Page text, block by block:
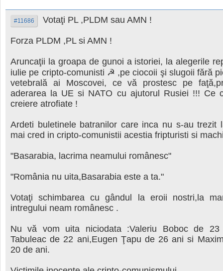
#11686 Votaţi PL ,PLDM sau AMN !
Forza PLDM ,PL si AMN !
Aruncaţii la groapa de gunoi a istoriei, la alegerile
iulie pe cripto-comunisti ☭ ,pe ciocoii şi slugoii fără
vetebrală ai Moscovei, ce vă prostesc pe
aderarea la UE si NATO cu ajutorul Rusiei !!! Ce
creiere atrofiate !
Ardeti buletinele batranilor care inca nu s-au trezit
mai cred in cripto-comunistii acestia fripturisti si
"Basarabia, lacrima neamului românesc"
"România nu uita,Basarabia este a ta."
Votaţi schimbarea cu gândul la eroii nostri,la
intregului neam românesc .
Nu vă vom uita niciodata :Valeriu Boboc de
Tabuleac de 22 ani,Eugen Ţapu de 26 ani si
20 de ani.